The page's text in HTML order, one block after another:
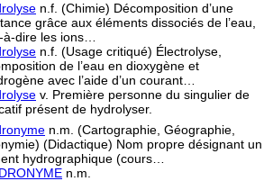
n.f. (Chimie) Décomposition d’une
grâce aux éléments dissociés de l’eau,
à-dire les ions…
n.f. (Usage critiqué) Électrolyse,
de l’eau en dioxygène et
avec l’aide d’un courant…
v. Première personne du singulier de
présent de hydrolyser.
n.m. (Cartographie, Géographie,
(Didactique) Nom propre désignant un
hydrographique (cours…
n.m.